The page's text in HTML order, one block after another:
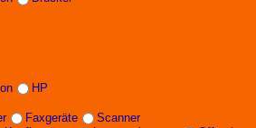
HP
Faxgeräte
Scanner